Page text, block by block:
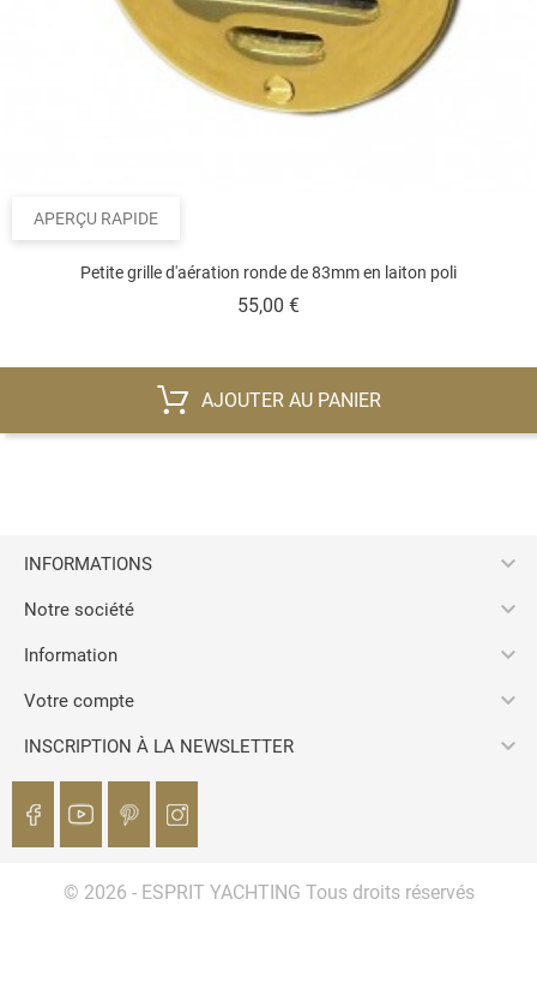
APERÇU RAPIDE
Petite grille d'aération ronde de 83mm en laiton poli
55,00 €Prix
AJOUTER AU PANIER
INFORMATIONS 
Notre société 
Information 
Votre compte 
INSCRIPTION À LA NEWSLETTER 
© 2026 - ESPRIT YACHTING Tous droits réservés